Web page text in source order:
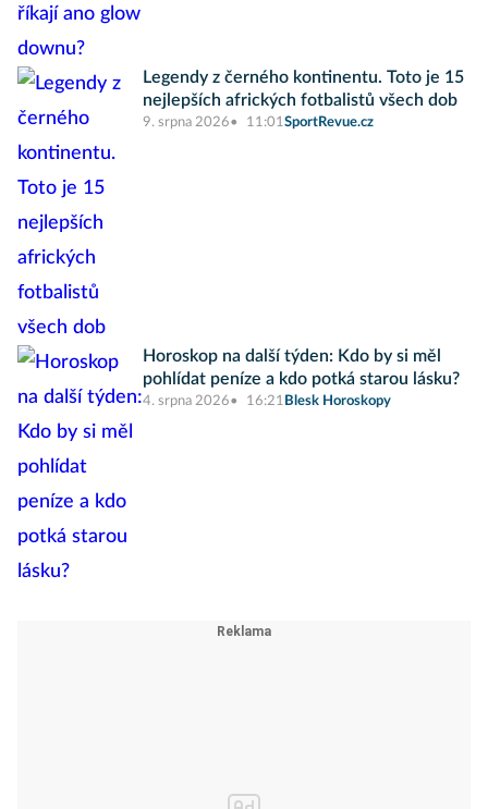
Legendy z černého kontinentu. Toto je 15
nejlepších afrických fotbalistů všech dob
9. srpna 2026 11:01SportRevue.cz
Horoskop na další týden: Kdo by si měl
pohlídat peníze a kdo potká starou lásku?
4. srpna 2026 16:21 Blesk Horoskopy